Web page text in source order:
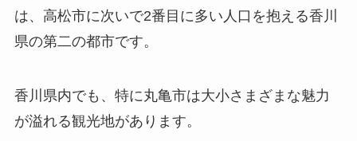
は、高松市に次いで2番目に多い人口を抱える香川
県の第二の都市です。
香川県内でも、特に丸亀市は大小さまざまな魅力
が溢れる観光地があります。